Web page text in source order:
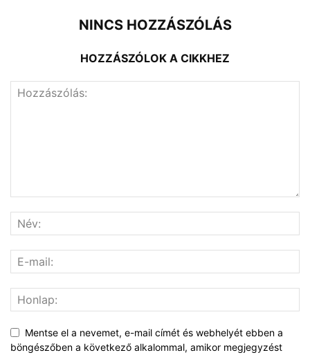
NINCS HOZZÁSZÓLÁS
HOZZÁSZÓLOK A CIKKHEZ
Mentse el a nevemet, e-mail címét és webhelyét ebben a
böngészőben a következő alkalommal, amikor megjegyzést